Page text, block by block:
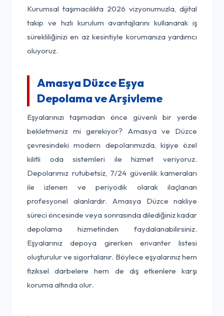
Kurumsal taşımacılıkta 2026 vizyonumuzla, dijital
takip ve hızlı kurulum avantajlarını kullanarak iş
sürekliliğinizi en az kesintiyle korumanıza yardımcı
oluyoruz.
Amasya Düzce Eşya
Depolama ve Arşivleme
Eşyalarınızı taşımadan önce güvenli bir yerde
bekletmeniz mi gerekiyor? Amasya ve Düzce
çevresindeki modern depolarımızda, kişiye özel
kilitli oda sistemleri ile hizmet veriyoruz.
Depolarımız rutubetsiz, 7/24 güvenlik kameraları
ile izlenen ve periyodik olarak ilaçlanan
profesyonel alanlardır. Amasya Düzce nakliye
süreci öncesinde veya sonrasında dilediğiniz kadar
depolama hizmetinden faydalanabilirsiniz.
Eşyalarınız depoya girerken envanter listesi
oluşturulur ve sigortalanır. Böylece eşyalarınız hem
fiziksel darbelere hem de dış etkenlere karşı
koruma altında olur.